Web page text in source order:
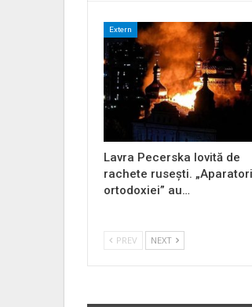
Extern
Lavra Pecerska lovită de
rachete rusești.
ortodoxiei” au…
PREV NEXT